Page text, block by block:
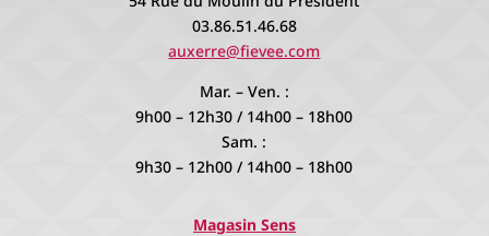
03.86.51.46.68
auxerre@fievee.com
Mar. – Ven. :
9h00 – 12h30 / 14h00 – 18h00
Sam. :
9h30 – 12h00 / 14h00 – 18h00
Magasin Sens